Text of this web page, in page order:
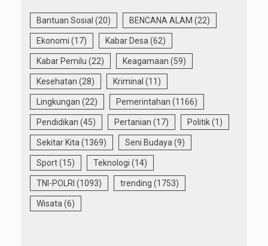
Bantuan Sosial (20) BENCANA ALAM (22)
Ekonomi (17) Kabar Desa (62)
Kabar Pemilu (22) Keagamaan (59)
Kesehatan (28) Kriminal (11)
Lingkungan (22) Pemerintahan (1166)
Pendidikan (45) Pertanian (17) Politik(1)
Sekitar Kita (1369) Seni Budaya (9)
Sport(15) Teknologi (14)
TNI-POLRI (1093) trending (1753)
Wisata (6)